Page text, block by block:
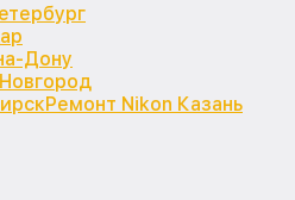
Дону
Ремонт Nikon Казань